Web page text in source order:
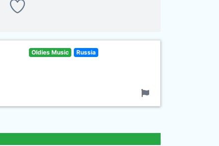
Oldies Music Russia